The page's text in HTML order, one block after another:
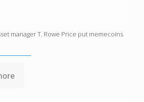
manager T. Rowe Price put memecoins